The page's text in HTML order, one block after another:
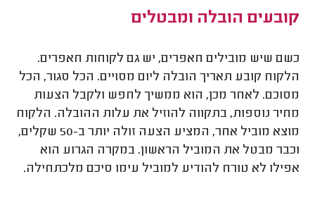
קובעים הובלה ומבטלים
כשם שיש מובילים חאפרים, יש גם לקוחות חאפרים.
הלקוח קובע תאריך הובלה ליום מסויים. הכל סגור, הכל
מסוכם. לאחר מכן, הוא ממשיך לחפש ולקבל הצעות
מחיר נוספות, בתקווה להוזיל את עלות ההובלה. הלקוח
מוצא מוביל אחר, המציע הצעה זולה יותר ב-50 שקלים,
וכבר מבטל את המוביל הראשון. במקרה הגרוע הוא
אפילו לא טורח להודיע למוביל עימו סיכם מלכתחילה.